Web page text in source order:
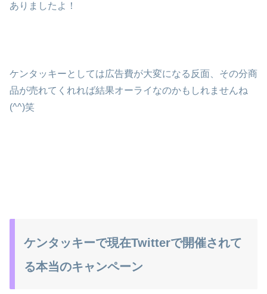
ありましたよ！
ケンタッキーとしては広告費が大変になる反面、その分商
品が売れてくれれば結果オーライなのかもしれませんね
(^^)笑
ケンタッキーで現在Twitterで開催されて
る本当のキャンペーン